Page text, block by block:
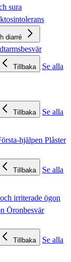
sura
diarré
Tillbaka
Se alla
Tillbaka
Se alla
hjälpen Plåster
Tillbaka
Se alla
irriterade ögon
Öronbesvär
Tillbaka
Se alla